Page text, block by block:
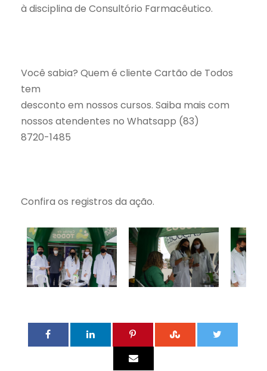
à disciplina de Consultório Farmacêutico.
Você sabia? Quem é cliente Cartão de Todos
tem
desconto em nossos cursos. Saiba mais com
nossos atendentes no Whatsapp (83)
8720-1485
Confira os registros da ação.